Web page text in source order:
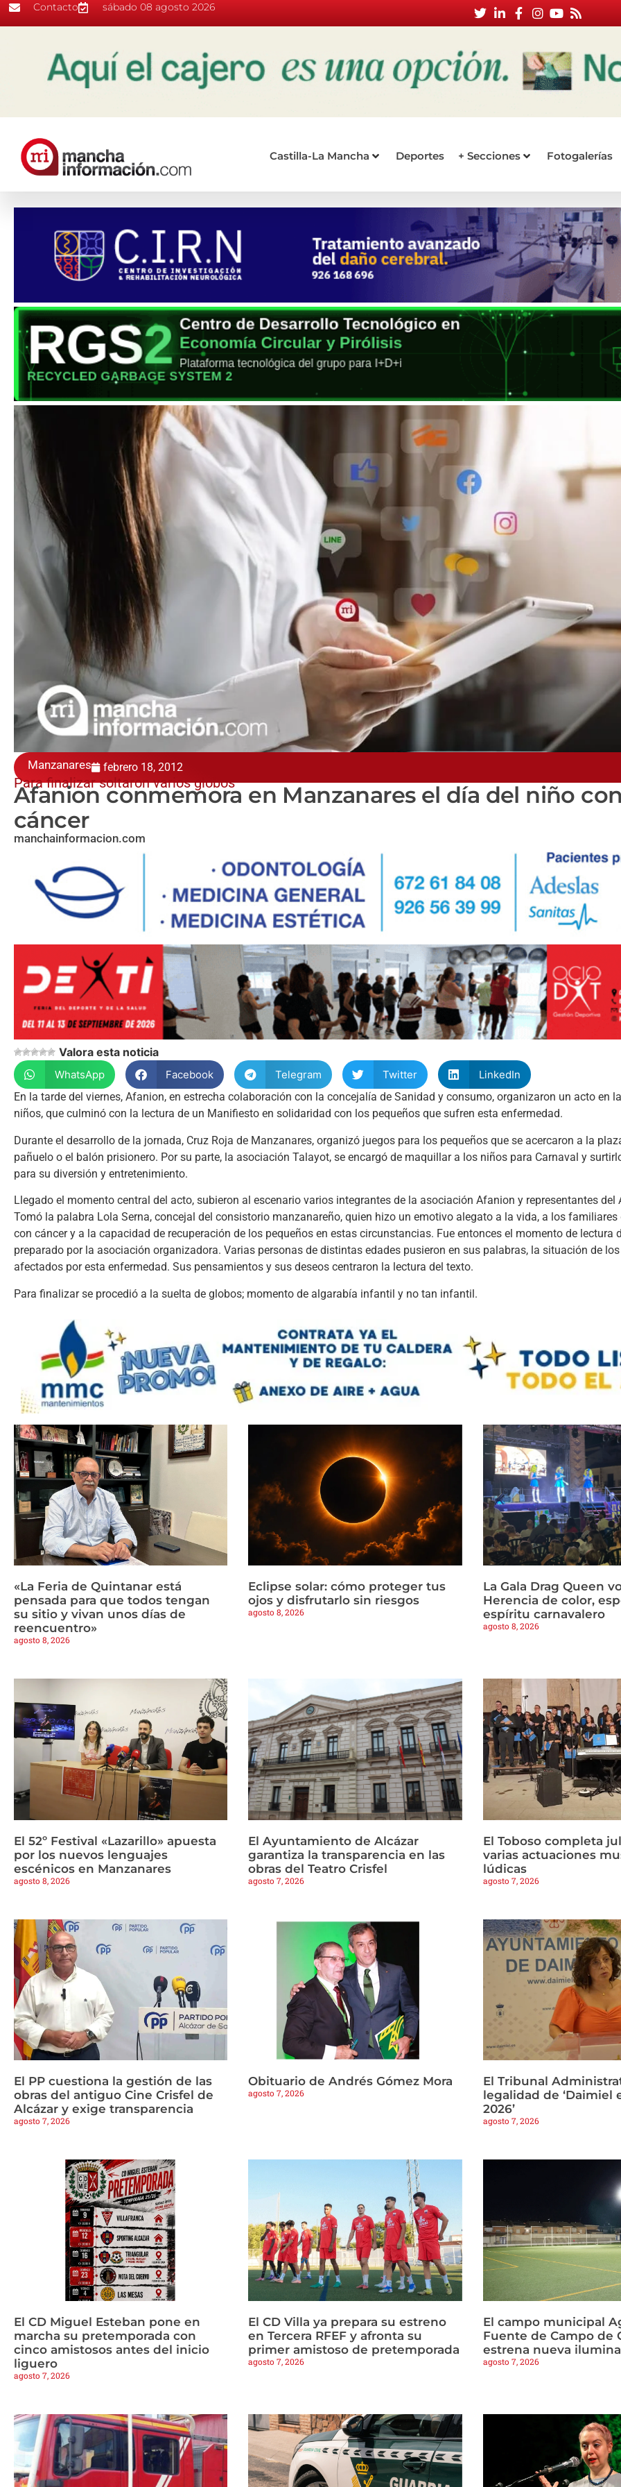
Contacto sábado 08 agosto 2026
Castilla-La Mancha Deportes + Secciones Fotogalerías
Manzanares febrero 18, 2012
Para finalizar soltaron varios globos
Afanion conmemora en Manzanares el día del niño
cáncer
manchainformacion.com
Valora esta noticia
WhatsApp Facebook Telegram Twitter
LinkedIn
En la tarde del viernes, Afanion, en estrecha colaboración con la concejalía de Sanidad y consumo, organizaron un acto en
niños, que culminó con la lectura de un Manifiesto en solidaridad con los pequeños que sufren esta enfermedad.
Durante el desarrollo de la jornada, Cruz Roja de Manzanares, organizó juegos para los pequeños que se acercaron a la
pañuelo o el balón prisionero. Por su parte, la asociación Talayot, se encargó de maquillar a los niños para Carnaval y
para su diversión y entretenimiento.
Llegado el momento central del acto, subieron al escenario varios integrantes de la asociación Afanion y representantes del
Tomó la palabra Lola Serna, concejal del consistorio manzanareño, quien hizo un emotivo alegato a la vida, a los familiares
con cáncer y a la capacidad de recuperación de los pequeños en estas circunstancias. Fue entonces el momento de lectura
preparado por la asociación organizadora. Varias personas de distintas edades pusieron en sus palabras, la situación de
afectados por esta enfermedad. Sus pensamientos y sus deseos centraron la lectura del texto.
Para finalizar se procedió a la suelta de globos; momento de algarabía infantil y no tan infantil.
«La Feria de Quintanar está
pensada para que todos tengan
su sitio y vivan unos días de
reencuentro»
agosto 8, 2026
Eclipse solar: cómo proteger tus
ojos y disfrutarlo sin riesgos
agosto 8, 2026
La Gala Drag Queen
Herencia de color,
espíritu carnavalero
agosto 8, 2026
El 52º Festival «Lazarillo» apuesta
por los nuevos lenguajes
escénicos en Manzanares
agosto 8, 2026
El Ayuntamiento de Alcázar
garantiza la transparencia en las
obras del Teatro Crisfel
agosto 7, 2026
El Toboso completa
varias actuaciones
lúdicas
agosto 7, 2026
El PP cuestiona la gestión de las
obras del antiguo Cine Crisfel de
Alcázar y exige transparencia
agosto 7, 2026
Obituario de Andrés Gómez Mora
agosto 7, 2026
El Tribunal
legalidad de ‘Daimiel
2026’
agosto 7, 2026
El CD Miguel Esteban pone en
marcha su pretemporada con
cinco amistosos antes del inicio
liguero
agosto 7, 2026
El CD Villa ya prepara su estreno
en Tercera RFEF y afronta su
primer amistoso de pretemporada
agosto 7, 2026
El campo municipal
Fuente de Campo de
estrena nueva
agosto 7, 2026